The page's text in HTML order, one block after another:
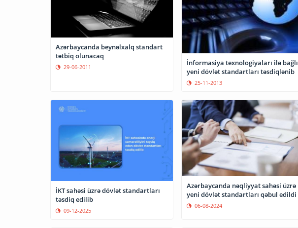
Azərbaycanda beynəlxalq standart
tətbiq olunacaq
29-06-2011
İnformasiya texnologiyaları ilə bağlı
yeni dövlət standartları təsdiqlənib
25-11-2013
İKT sahəsi üzrə dövlət standartları
təsdiq edilib
09-12-2025
Azərbaycanda nəqliyyat sahəsi üzrə
yeni dövlət standartları qəbul edildi
06-08-2024